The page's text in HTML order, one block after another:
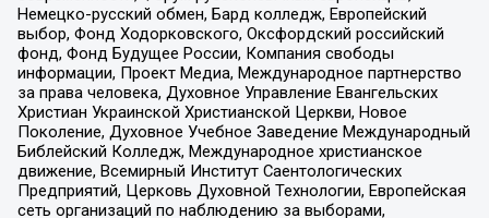
Немецко-русский обмен, Бард колледж, Европейский
выбор, Фонд Ходорковского, Оксфордский российский
фонд, Фонд Будущее России, Компания свободы
информации, Проект Медиа, Международное партнерство
за права человека, Духовное Управление Евангельских
Христиан Украинской Христианской Церкви, Новое
Поколение, Духовное Учебное Заведение Международный
Библейский Колледж, Международное христианское
движение, Всемирный Институт Саентологических
Предприятий, Церковь Духовной Технологии, Европейская
сеть организаций по наблюдению за выборами,